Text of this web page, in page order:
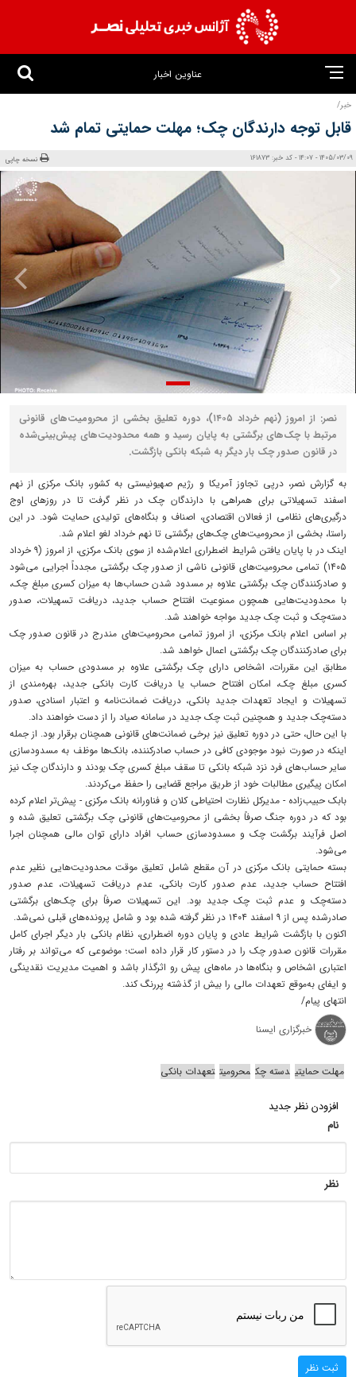
عناوین اخبار
خبر/
قابل توجه دارندگان چک؛ مهلت حمایتی تمام شد
1405/03/09 - 14:07 - کد خبر: 161873 نسخه چاپی
نصر: از امروز (نهم خرداد ۱۴۰۵)، دوره تعلیق بخشی از محرومیت‌های قانونی
مرتبط با چک‌های برگشتی به پایان رسید و همه محدودیت‌های پیش‌بینی‌شده
در قانون صدور چک بار دیگر به شبکه بانکی بازگشت.
به گزارش نصر، درپی تجاوز آمریکا و رژیم صهیونیستی به کشور، بانک مرکزی از نهم
اسفند تسهیلاتی برای همراهی با دارندگان چک در نظر گرفت تا در روزهای اوج
درگیری‌های نظامی از فعالان اقتصادی، اصناف و بنگاه‌های تولیدی حمایت شود. در این
راستا، بخشی از محرومیت‌های چک‌های برگشتی تا نهم خرداد لغو اعلام شد.
اینک در با پایان یافتن شرایط اضطراری اعلام‌شده از سوی بانک مرکزی، از امروز (۹ خرداد
۱۴۰۵) تمامی محرومیت‌های قانونی ناشی از صدور چک برگشتی مجدداً اجرایی می‌شود
و صادرکنندگان چک برگشتی علاوه بر مسدود شدن حساب‌ها به میزان کسری مبلغ چک،
با محدودیت‌هایی همچون ممنوعیت افتتاح حساب جدید، دریافت تسهیلات، صدور
دسته‌چک و ثبت چک جدید مواجه خواهند شد.
بر اساس اعلام بانک مرکزی، از امروز تمامی محرومیت‌های مندرج در قانون صدور چک
برای صادرکنندگان چک برگشتی اعمال خواهد شد.
مطابق این مقررات، اشخاص دارای چک برگشتی علاوه بر مسدودی حساب به میزان
کسری مبلغ چک، امکان افتتاح حساب یا دریافت کارت بانکی جدید، بهره‌مندی از
تسهیلات و ایجاد تعهدات جدید بانکی، دریافت ضمانت‌نامه و اعتبار اسنادی، صدور
دسته‌چک جدید و همچنین ثبت چک جدید در سامانه صیاد را از دست خواهند داد.
با این حال، حتی در دوره تعلیق نیز برخی ضمانت‌های قانونی همچنان برقرار بود. از جمله
اینکه در صورت نبود موجودی کافی در حساب صادرکننده، بانک‌ها موظف به مسدودسازی
سایر حساب‌های فرد نزد شبکه بانکی تا سقف مبلغ کسری چک بودند و دارندگان چک نیز
امکان پیگیری مطالبات خود از طریق مراجع قضایی را حفظ می‌کردند.
بابک حبیب‌زاده - مدیرکل نظارت احتیاطی کلان و فناورانه بانک مرکزی - پیش‌تر اعلام کرده
بود که در دوره جنگ صرفاً بخشی از محرومیت‌های قانونی چک برگشتی تعلیق شده و
اصل فرآیند برگشت چک و مسدودسازی حساب افراد دارای توان مالی همچنان اجرا
می‌شود.
بسته حمایتی بانک مرکزی در آن مقطع شامل تعلیق موقت محدودیت‌هایی نظیر عدم
افتتاح حساب جدید، عدم صدور کارت بانکی، عدم دریافت تسهیلات، عدم صدور
دسته‌چک و عدم ثبت چک جدید بود. این تسهیلات صرفاً برای چک‌های برگشتی
صادرشده پس از ۹ اسفند ۱۴۰۴ در نظر گرفته شده بود و شامل پرونده‌های قبلی نمی‌شد.
اکنون با بازگشت شرایط عادی و پایان دوره اضطراری، نظام بانکی بار دیگر اجرای کامل
مقررات قانون صدور چک را در دستور کار قرار داده است؛ موضوعی که می‌تواند بر رفتار
اعتباری اشخاص و بنگاه‌ها در ماه‌های پیش رو اثرگذار باشد و اهمیت مدیریت نقدینگی
و ایفای به‌موقع تعهدات مالی را بیش از گذشته پررنگ کند.
انتهای پیام/
خبرگزاری ایسنا
مهلت حمایتی دسته چک محرومیت تعهدات بانکی
افزودن نظر جدید
نام
نظر
ثبت نظر